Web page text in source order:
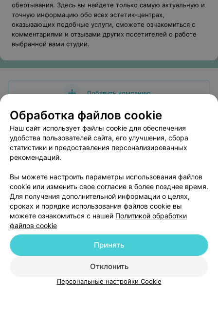
обертывания. Здесь вы найдете только самую актуальную и
точную информацию обо всех эстетик-центрах,
оказывающих подобные услуги, сможете ознакомиться с
комментариями и отзывами других посетителей о работе
выбранной вами студии.
Добавить компанию
Добавить специалиста
О проекте Новости проекта
Размещение рекламы
Публичный договор
Пользовательское соглашение
Способы оплаты
Вакансии
Партнеры
Написать руководителю 103.by
Написать в поддержку
Обработка файлов cookie
Наш сайт использует файлы cookie для обеспечения
удобства пользователей сайта, его улучшения, сбора
статистики и предоставления персонализированных
рекомендаций.
Вы можете настроить параметры использования файлов
cookie или изменить свое согласие в более позднее время.
Для получения дополнительной информации о целях,
сроках и порядке использования файлов cookie вы
можете ознакомиться с нашей Политикой обработки
файлов cookie
Отклонить
Принять
Персональные настройки Cookie